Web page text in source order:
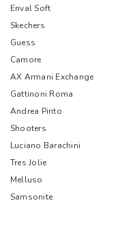
Enval Soft
Skechers
Guess
Camore
AX Armani Exchange
Gattinoni Roma
Andrea Pinto
Shooters
Luciano Barachini
Tres Jolie
Melluso
Samsonite